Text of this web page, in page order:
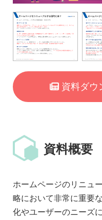
資料ダウ
資料概要
ホームページのリニュ
略において非常に重要
化やユーザーのニーズ